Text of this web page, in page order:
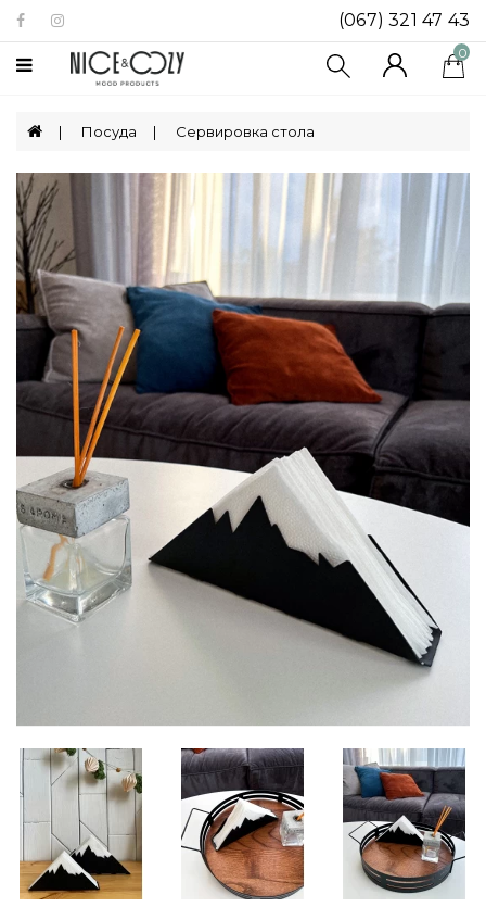
(067) 321 47 43
Категории
Посуда
Декор
Для
Дома
Ящики
Для
Хранения
0
Посуда Сервировка стола